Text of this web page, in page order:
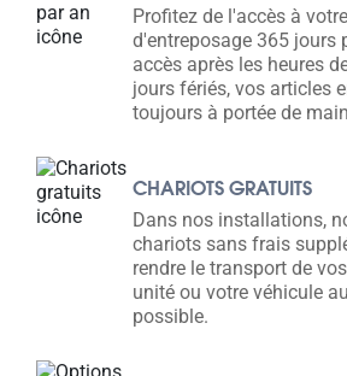
Profitez de l'accès à
d'entreposage 365 jours
accès après les heures
jours fériés, vos articles
toujours à portée de
CHARIOTS GRATUITS
Dans nos installations,
chariots sans frais
rendre le transport de
unité ou votre véhicule
possible.